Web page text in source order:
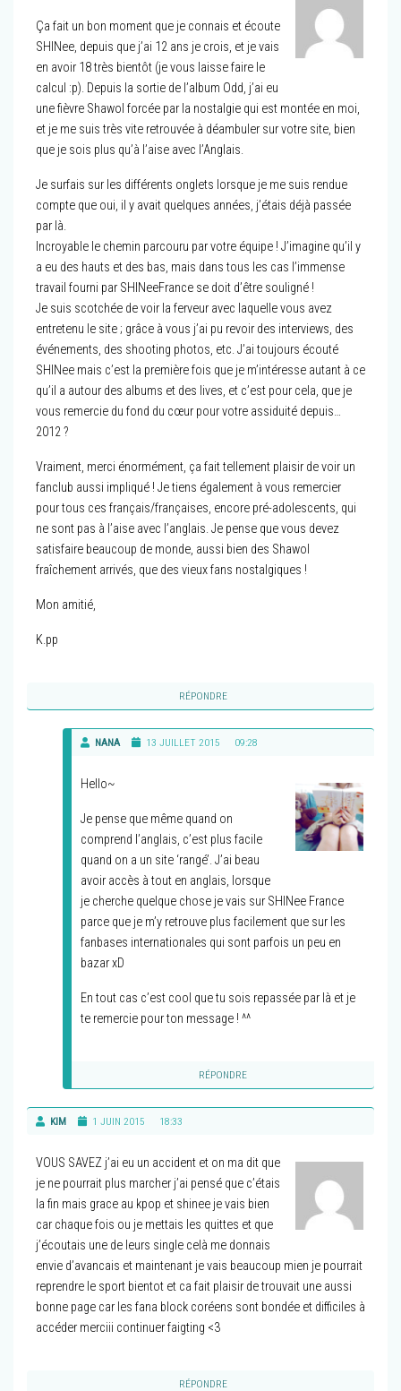
Ça fait un bon moment que je connais et écoute
SHINee, depuis que j’ai 12 ans je crois, et je vais
en avoir 18 très bientôt (je vous laisse faire le
calcul :p). Depuis la sortie de l’album Odd, j’ai eu
une fièvre Shawol forcée par la nostalgie qui est montée en moi,
et je me suis très vite retrouvée à déambuler sur votre site, bien
que je sois plus qu’à l’aise avec l’Anglais.
Je surfais sur les différents onglets lorsque je me suis rendue
compte que oui, il y avait quelques années, j’étais déjà passée
par là.
Incroyable le chemin parcouru par votre équipe ! J’imagine qu’il y
a eu des hauts et des bas, mais dans tous les cas l’immense
travail fourni par SHINeeFrance se doit d’être souligné !
Je suis scotchée de voir la ferveur avec laquelle vous avez
entretenu le site ; grâce à vous j’ai pu revoir des interviews, des
événements, des shooting photos, etc. J’ai toujours écouté
SHINee mais c’est la première fois que je m’intéresse autant à ce
qu’il a autour des albums et des lives, et c’est pour cela, que je
vous remercie du fond du cœur pour votre assiduité depuis…
2012 ?
Vraiment, merci énormément, ça fait tellement plaisir de voir un
fanclub aussi impliqué ! Je tiens également à vous remercier
pour tous ces français/françaises, encore pré-adolescents, qui
ne sont pas à l’aise avec l’anglais. Je pense que vous devez
satisfaire beaucoup de monde, aussi bien des Shawol
fraîchement arrivés, que des vieux fans nostalgiques !
Mon amitié,
K.pp
RÉPONDRE
NANA 13 JUILLET 2015 09:28
Hello~
Je pense que même quand on
comprend l’anglais, c’est plus facile
quand on a un site ‘rangé’. J’ai beau
avoir accès à tout en anglais, lorsque
je cherche quelque chose je vais sur SHINee France
parce que je m’y retrouve plus facilement que sur les
fanbases internationales qui sont parfois un peu en
bazar xD
En tout cas c’est cool que tu sois repassée par là et je
te remercie pour ton message ! ^^
RÉPONDRE
KIM 1 JUIN 2015 18:33
VOUS SAVEZ j’ai eu un accident et on ma dit que
je ne pourrait plus marcher j’ai pensé que c’étais
la fin mais grace au kpop et shinee je vais bien
car chaque fois ou je mettais les quittes et que
j’écoutais une de leurs single celà me donnais
envie d’avancais et maintenant je vais beaucoup mien je pourrait
reprendre le sport bientot et ca fait plaisir de trouvait une aussi
bonne page car les fana block coréens sont bondée et difficiles à
accéder merciii continuer faigting <3
RÉPONDRE